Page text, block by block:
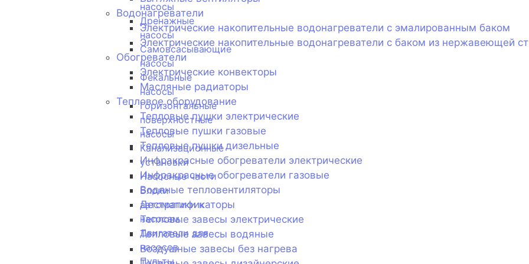
Водонагреватели
Электрические накопительные водонагреватели с эмалированным баком
Электрические накопительные водонагреватели с баком из нержавеющей
Обогреватели
Электрические конвекторы
Масляные радиаторы
Тепловое оборудование
Тепловые пушки электрические
Тепловые пушки газовые
Тепловые пушки дизельные
Инфракрасные обогреватели электрические
Инфракрасные обогреватели газовые
Водяные тепловентиляторы
Дестратификаторы
Тепловые завесы электрические
Тепловые завесы водяные
Воздушные завесы без нагрева
насосы
Дренажные
насосы
Самовсасывающие
насосы
Фекальные
насосы
Горизонтальные
поверхностные
насосы
Канализационные
установки
Насосные части
Блоки
автоматики к
насосам
Двигатели для
насосов
Пульты